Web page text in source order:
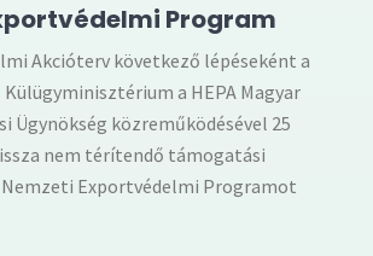
Program
Akcióterv következő lépéseként a
Külügyminisztérium a HEPA Magyar
Ügynökség közreműködésével 25
nem térítendő támogatási
Exportvédelmi Programot